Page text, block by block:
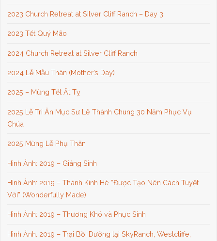
2023 Church Retreat at Silver Cliff Ranch – Day 3
2023 Tết Quý Mão
2024 Church Retreat at Silver Cliff Ranch
2024 Lễ Mẫu Thân (Mother’s Day)
2025 – Mừng Tết Ất Tỵ
2025 Lễ Tri Ân Mục Sư Lê Thành Chung 30 Năm Phục Vụ
Chúa
2025 Mừng Lễ Phụ Thân
Hình Ảnh: 2019 – Giáng Sinh
Hình Ảnh: 2019 – Thánh Kinh Hè “Được Tạo Nên Cách Tuyệt
Vời” (Wonderfully Made)
Hình Ảnh: 2019 – Thương Khó và Phục Sinh
Hình Ảnh: 2019 – Trại Bồi Dưỡng tại SkyRanch, Westcliffe,